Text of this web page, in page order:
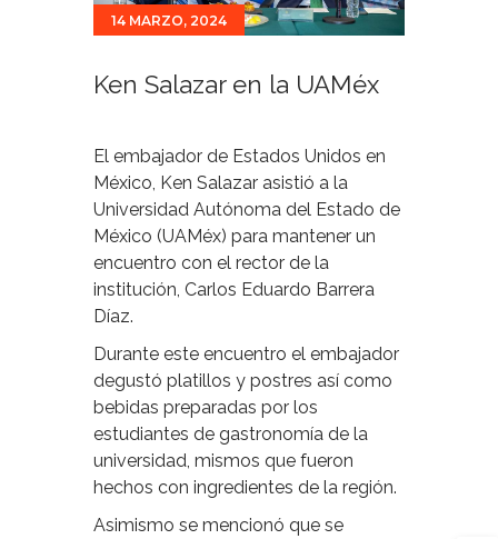
Contacto
14 MARZO, 2024
Ken Salazar en la UAMéx
El embajador de Estados Unidos en
México, Ken Salazar asistió a la
Universidad Autónoma del Estado de
México (UAMéx) para mantener un
encuentro con el rector de la
institución, Carlos Eduardo Barrera
Díaz.
Durante este encuentro el embajador
degustó platillos y postres así como
bebidas preparadas por los
estudiantes de gastronomía de la
universidad, mismos que fueron
hechos con ingredientes de la región.
Asimismo se mencionó que se